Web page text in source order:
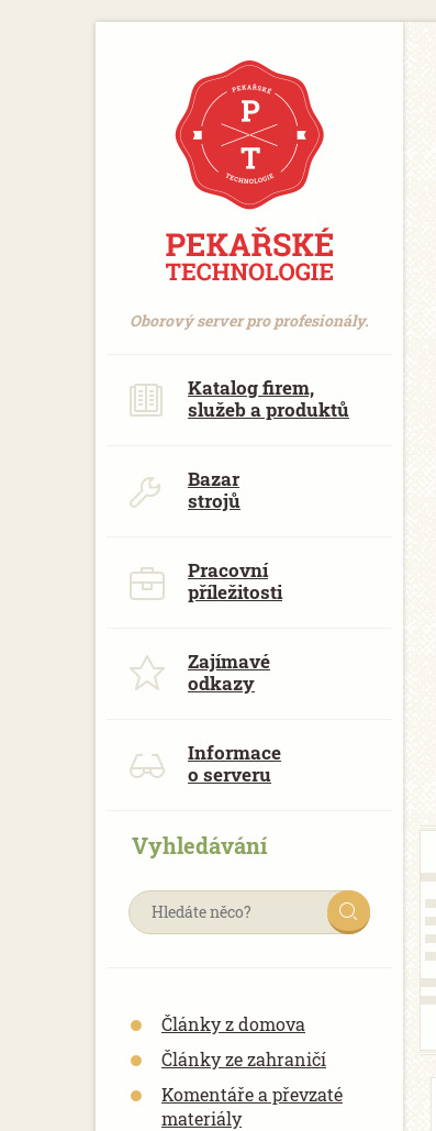
https://www.traditionrolex.com/18
Oborový server pro profesionály.
Katalog firem,
služeb a produktů
Bazar
strojů
Pracovní
příležitosti
Zajímavé
odkazy
Informace
o serveru
Vyhledávání
Články z domova
Články ze zahraničí
Komentáře a převzaté
materiály